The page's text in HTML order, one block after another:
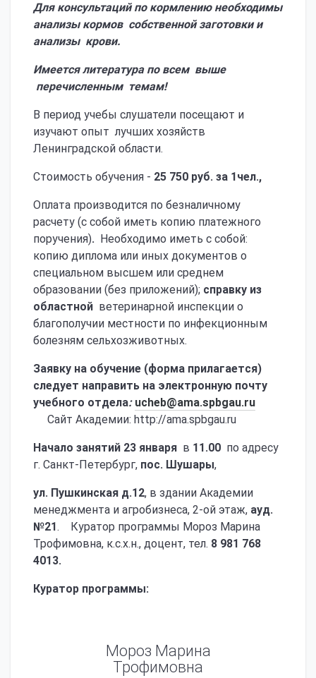
Для консультаций по кормлению необходимы
анализы кормов собственнойзаготовки и
анализы крови.
Имеется литература по всем выше
перечисленным темам!
В период учебы слушатели посещают и
изучают опыт лучших хозяйств
Ленинградской области.
Стоимость обучения - 25 750 руб. за 1чел.,
Оплата производится по безналичному
расчету (с собой иметь копию платежного
поручения). Необходимо иметь с собой:
копию диплома или иных документов о
специальном высшем или среднем
образовании (без приложений); справку из
областной ветеринарной инспекции о
благополучии местности по инфекционным
болезням сельхозживотных.
Заявку на обучение (форма прилагается)
следует направить на электронную почту
учебного отдела: ucheb@ama.spbgau.ru
Сайт Академии: http://ama.spbgau.ru
Начало занятий 23 января в 11.00 по адресу
г. Санкт-Петербург, пос. Шушары,
ул. Пушкинская д.12, в здании Академии
менеджмента и агробизнеса, 2-ой этаж, ауд.
№21.
Куратор программы Мороз Марина
Трофимовна, к.с.х.н., доцент, тел. 8 981 768
4013.
Куратор программы:
Мороз Марина
Трофимовна